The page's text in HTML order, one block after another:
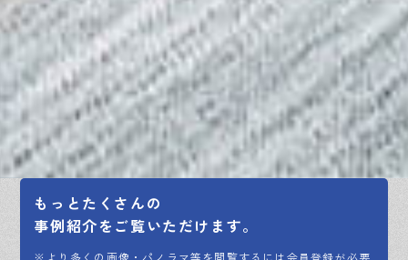
もっとたくさんの
事例紹介をご覧いただけます。